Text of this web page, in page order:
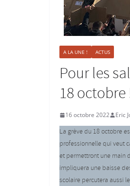
A LA UNE ! ACTUS
Pour les
18 octobre
16 octobre 2022 Eric
La grève du 18 octobre
professionnelle qui veut
et permettront une main
impliquera une baisse
scolaire percutera aussi